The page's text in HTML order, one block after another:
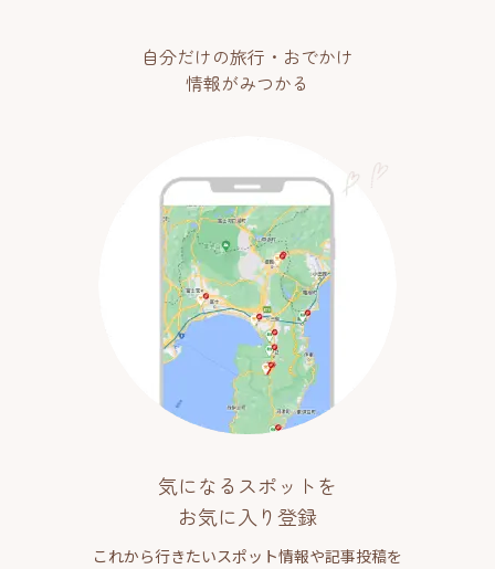
自分だけの旅行・おでかけ
情報がみつかる
気になるスポットを
お気に入り登録
これから行きたいスポット情報や記事投稿を